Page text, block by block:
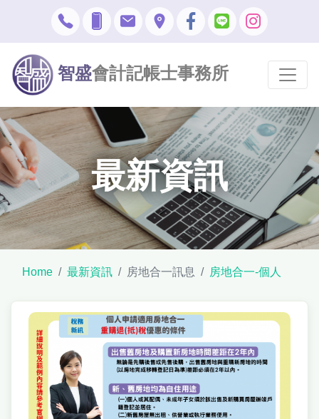
智盛會計記帳士事務所
最新資訊
Home 最新資訊 房地合一訊息 房地合一-個人